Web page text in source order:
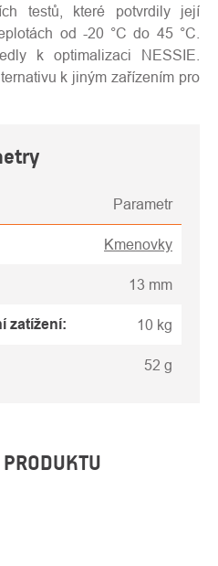
testů, které
potvrdily její
od -20 °C do 45 °C.
k optimalizaci NESSIE.
k jiným zařízením pro
Parametr
Kmenovky
13 mm
zatížení: 10 kg
52 g